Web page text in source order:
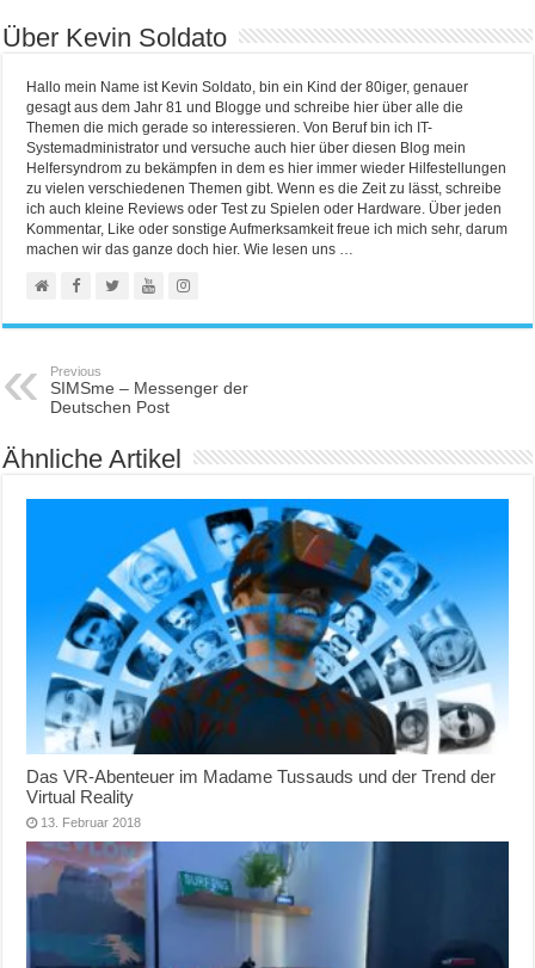
Über Kevin Soldato
Hallo mein Name ist Kevin Soldato, bin ein Kind der 80iger, genauer
gesagt aus dem Jahr 81 und Blogge und schreibe hier über alle die
Themen die mich gerade so interessieren. Von Beruf bin ich IT-
Systemadministrator und versuche auch hier über diesen Blog mein
Helfersyndrom zu bekämpfen in dem es hier immer wieder Hilfestellungen
zu vielen verschiedenen Themen gibt. Wenn es die Zeit zu lässt, schreibe
ich auch kleine Reviews oder Test zu Spielen oder Hardware. Über jeden
Kommentar, Like oder sonstige Aufmerksamkeit freue ich mich sehr, darum
machen wir das ganze doch hier. Wie lesen uns …
Previous
SIMSme – Messenger der
Deutschen Post
Ähnliche Artikel
Das VR-Abenteuer im Madame Tussauds und der Trend der
Virtual Reality
13. Februar 2018